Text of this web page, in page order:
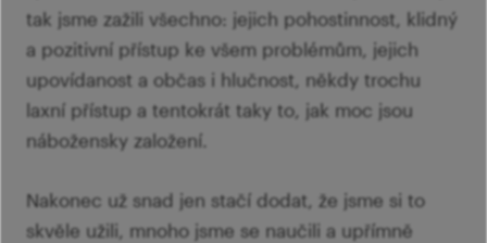
tak jsme zažili všechno: jejich pohostinnost, klidný
a pozitivní přístup ke všem problémům, jejich
upovídanost a občas i hlučnost, někdy trochu
laxní přístup a tentokrát taky to, jak moc jsou
nábožensky založení.
Nakonec už snad jen stačí dodat, že jsme si to
skvěle užili, mnoho jsme se naučili a upřímně